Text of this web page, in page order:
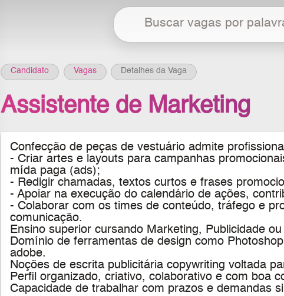
Candidato Vagas Detalhes da Vaga
Assistente de Marketing
Confecção de peças de vestuário admite
- Criar artes e layouts para campanhas
mída paga (ads);
- Redigir chamadas, textos curtos e frases
- Apoiar na execução do calendário de ações,
- Colaborar com os times de conteúdo, tráfego e
comunicação.
Ensino superior cursando Marketing, Publicidade
Domínio de ferramentas de design como
adobe.
Noções de escrita publicitária copywriting voltada
Perfil organizado, criativo, colaborativo e com boa
Capacidade de trabalhar com prazos e demandas